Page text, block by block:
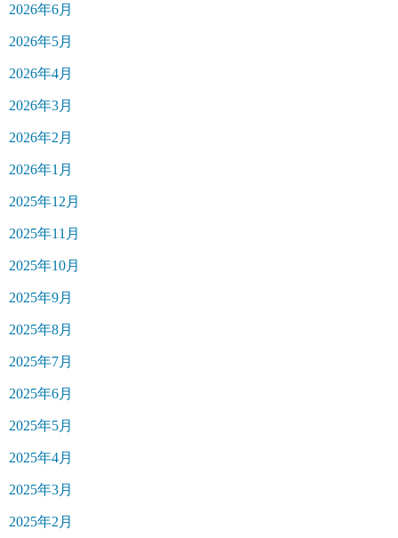
2026年6月
2026年5月
2026年4月
2026年3月
2026年2月
2026年1月
2025年12月
2025年11月
2025年10月
2025年9月
2025年8月
2025年7月
2025年6月
2025年5月
2025年4月
2025年3月
2025年2月